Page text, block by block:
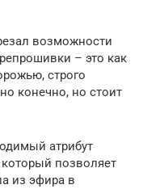
возможности
– это как
строго
конечно, но стоит
атрибут
позволяет
из эфира в